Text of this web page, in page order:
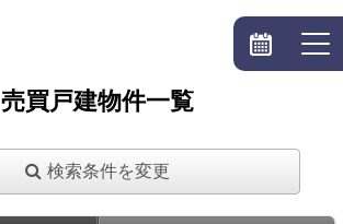
売買戸建物件一覧
検索条件を変更